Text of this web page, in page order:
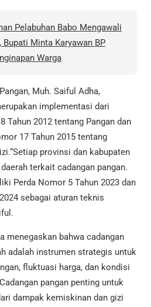
Pelabuhan Babo Mengawali
Minta Karyawan BP
Warga
Muh. Saiful Adha,
implementasi dari
Tahun 2012 tentang Pangan dan
17 Tahun 2015 tentang
provinsi dan kabupaten
terkait cadangan pangan.
Perda Nomor 5 Tahun 2023 dan
sebagai aturan teknis
menegaskan bahwa cadangan
adalah instrumen strategis untuk
fluktuasi harga, dan kondisi
pangan penting untuk
dampak kemiskinan dan gizi